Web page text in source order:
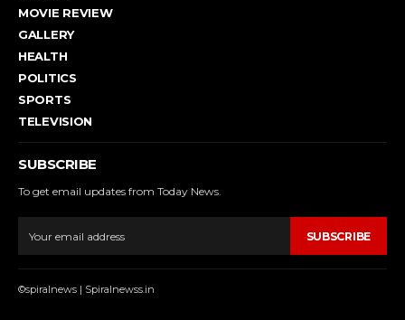
MOVIE REVIEW
GALLERY
HEALTH
POLITICS
SPORTS
TELEVISION
SUBSCRIBE
To get email updates from Today News.
SUBSCRIBE
©spiralnews | Spiralnewss.in